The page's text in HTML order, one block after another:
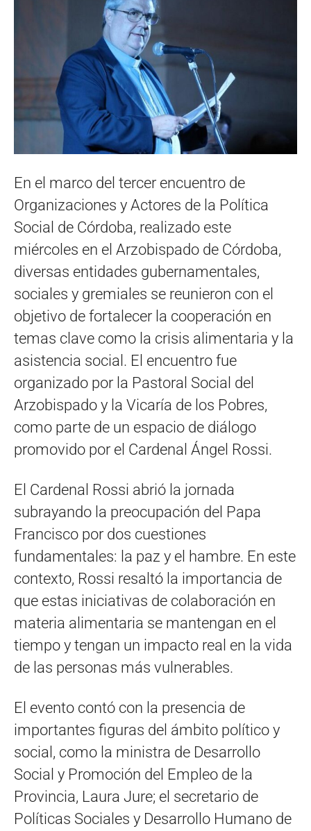
En el marco del tercer encuentro de
Organizaciones y Actores de la Política
Social de Córdoba, realizado este
miércoles en el Arzobispado de Córdoba,
diversas entidades gubernamentales,
sociales y gremiales se reunieron con el
objetivo de fortalecer la cooperación en
temas clave como la crisis alimentaria y la
asistencia social. El encuentro fue
organizado por la Pastoral Social del
Arzobispado y la Vicaría de los Pobres,
como parte de un espacio de diálogo
promovido por el Cardenal Ángel Rossi.
El Cardenal Rossi abrió la jornada
subrayando la preocupación del Papa
Francisco por dos cuestiones
fundamentales: la paz y el hambre. En este
contexto, Rossi resaltó la importancia de
que estas iniciativas de colaboración en
materia alimentaria se mantengan en el
tiempo y tengan un impacto real en la vida
de las personas más vulnerables.
El evento contó con la presencia de
importantes figuras del ámbito político y
social, como la ministra de Desarrollo
Social y Promoción del Empleo de la
Provincia, Laura Jure; el secretario de
Políticas Sociales y Desarrollo Humano de